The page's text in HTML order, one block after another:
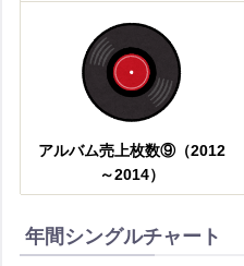
アルバム売上枚数⑨（2012
～2014）
年間シングルチャート